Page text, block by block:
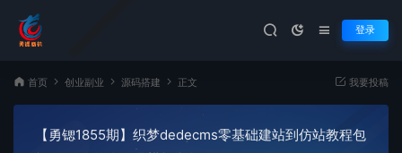
登录
首页 创业副业 源码搭建 正文 我要投稿
【勇锶1855期】织梦dedecms零基础建站到仿站教程包